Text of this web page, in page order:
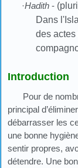
·Hadith -
Dans
des actes
Introduction
Pour de
principal
débarrasser les
une bonne
sentir propres,
détendre. Une